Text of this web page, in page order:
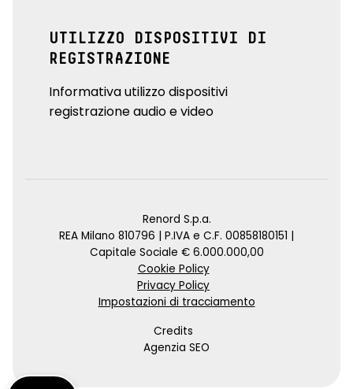
UTILIZZO DISPOSITIVI DI
REGISTRAZIONE
Informativa utilizzo dispositivi
registrazione audio e video
Renord S.p.a.
REA Milano 810796 | P.IVA e C.F. 00858180151 |
Capitale Sociale € 6.000.000,00
Cookie Policy
Privacy Policy
Impostazioni di tracciamento
Credits
Agenzia SEO